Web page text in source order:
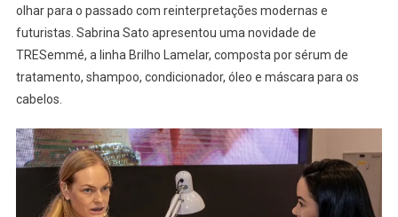
olhar para o passado com reinterpretações modernas e
futuristas. Sabrina Sato apresentou uma novidade de
TRESemmé, a linha Brilho Lamelar, composta por sérum de
tratamento, shampoo, condicionador, óleo e máscara para os
cabelos.